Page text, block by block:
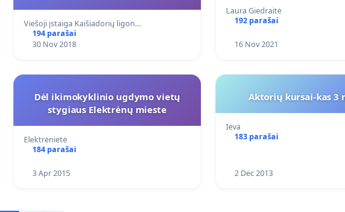
Viešoji įstaiga Kaišiadorių ligon…
194 parašai
30 Nov 2018
Laura Giedraitė
192 parašai
16 Nov 2021
Dėl ikimokyklinio ugdymo vietų
stygiaus Elektrėnų mieste
Elektrėnietė
184 parašai
3 Apr 2015
Aktorių kursai-kas 3
Ieva
183 parašai
2 Dec 2013